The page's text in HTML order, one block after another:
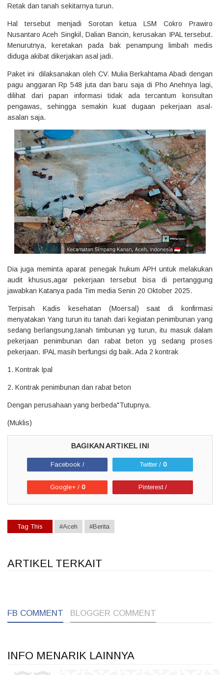
Retak dan tanah sekitarnya turun.
Hal tersebut menjadi Sorotan ketua LSM Cokro Prawiro
Nusantaro Aceh Singkil, Dalian Bancin, kerusakan IPAL tersebut.
Menurutnya, keretakan pada bak penampung limbah medis
diduga akibat dikerjakan asal jadi.
Paket ini dilaksanakan oleh CV. Mulia Berkahtama Abadi dengan
pagu anggaran Rp 548 juta dan baru saja di Pho Anehnya lagi,
dilihat dari papan informasi tidak ada tercantum konsultan
pengawas, sehingga semakin kuat dugaan pekerjaan asal-
asalan saja.
Dia juga meminta aparat penegak hukum APH untuk melakukan
audit khusus,agar pekerjaan tersebut bisa di pertanggung
jawabkan Katanya pada Tim media Senin 20 Oktober 2025.
Terpisah Kadis kesehatan (Moersal) saat di konfirmasi
menyatakan Yang turun itu tanah dari kegiatan penimbunan yang
sedang berlangsung,tanah timbunan yg turun, itu masuk dalam
pekerjaan penimbunan dan rabat beton yg sedang proses
pekerjaan. IPAL masih berfungsi dg baik. Ada 2 kontrak
1. Kontrak Ipal
2. Kontrak penimbunan dan rabat beton
Dengan perusahaan yang berbeda"Tutupnya.
(Muklis)
Facebook / Twitter / 0
Google+ / 0 Pinterest /
Tag This #Aceh #Berita
ARTIKEL TERKAIT
FB COMMENT BLOGGER COMMENT
INFO MENARIK LAINNYA